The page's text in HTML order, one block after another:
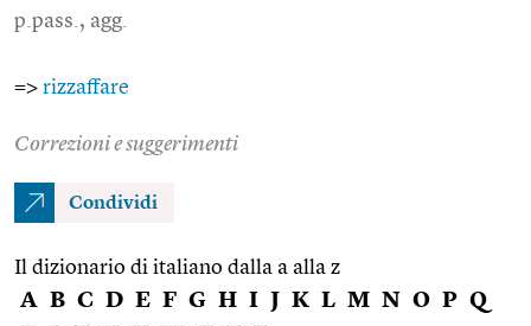
p.pass., agg.
=> rizzaffare
Correzioni e suggerimenti
Condividi
Il dizionario di italiano dalla a alla z
A B C D E F G H I J K L M N O P Q